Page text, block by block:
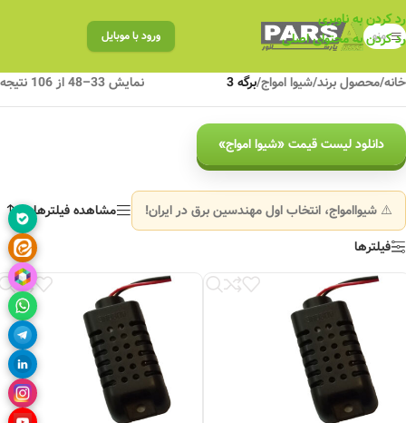
رد کردن به ناوبری
رد کردن به محتوای اصلی
منو ورود با موبایل
خانه/محصول برند/شیوا امواج/برگه 3 نمایش 33–48 از 106 نتیجه
دانلود لیست قیمت «شیوا امواج»
⚠️ شیواامواج، انتخاب اول مهندسین برق در ایران!
مشاهده فیلترها
فیلترها